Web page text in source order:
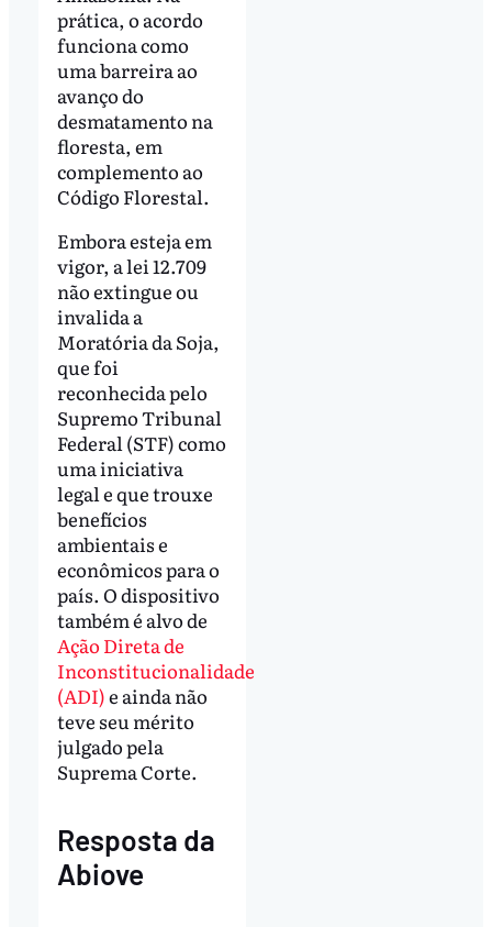
prática, o acordo
funciona como
uma barreira ao
avanço do
desmatamento na
floresta, em
complemento ao
Código Florestal.
Embora esteja em
vigor, a lei 12.709
não extingue ou
invalida a
Moratória da Soja,
que foi
reconhecida pelo
Supremo Tribunal
Federal (STF) como
uma iniciativa
legal e que trouxe
benefícios
ambientais e
econômicos para o
país. O dispositivo
também é alvo de
Ação Direta de
Inconstitucionalidade
(ADI)e ainda não
teve seu mérito
julgado pela
Suprema Corte.
Resposta da
Abiove